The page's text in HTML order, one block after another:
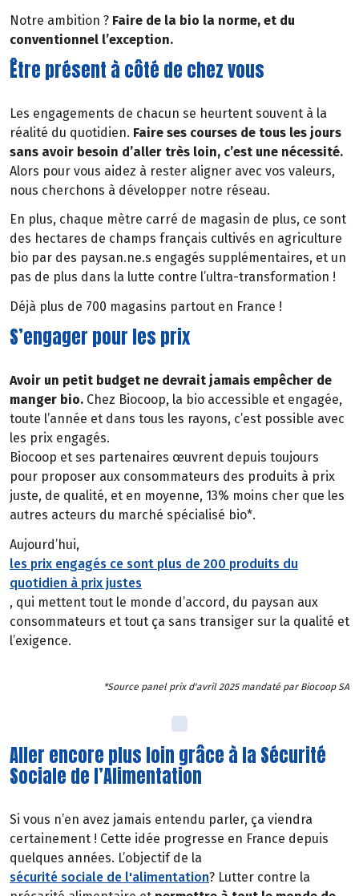
Notre ambition ? Faire de la bio la norme, et du
conventionnel l’exception.
Être présent à côté de chez vous
Les engagements de chacun se heurtent souvent à la
réalité du quotidien. Faire ses courses de tous les jours
sans avoir besoin d’aller très loin, c’est une nécessité.
Alors pour vous aidez à rester aligner avec vos valeurs,
nous cherchons à développer notre réseau.
En plus, chaque mètre carré de magasin de plus, ce sont
des hectares de champs français cultivés en agriculture
bio par des paysan.ne.s engagés supplémentaires, et un
pas de plus dans la lutte contre l’ultra-transformation !
Déjà plus de 700 magasins partout en France !
S’engager pour les prix
Avoir un petit budget ne devrait jamais empêcher de
manger bio. Chez Biocoop, la bio accessible et engagée,
toute l’année et dans tous les rayons, c’est possible avec
les prix engagés.
Biocoop et ses partenaires œuvrent depuis toujours
pour proposer aux consommateurs des produits à prix
juste, de qualité, et en moyenne, 13% moins cher que les
autres acteurs du marché spécialisé bio*.
Aujourd’hui,
les prix engagés ce sont plus de 200 produits du
quotidien à prix justes
, qui mettent tout le monde d’accord, du paysan aux
consommateurs et tout ça sans transiger sur la qualité et
l’exigence.
*Source panel prix d'avril 2025 mandaté par Biocoop SA
Aller encore plus loin grâce à la Sécurité
Sociale de l’Alimentation
Si vous n’en avez jamais entendu parler, ça viendra
certainement ! Cette idée progresse en France depuis
quelques années. L’objectif de la
sécurité sociale de l'alimentation? Lutter contre la